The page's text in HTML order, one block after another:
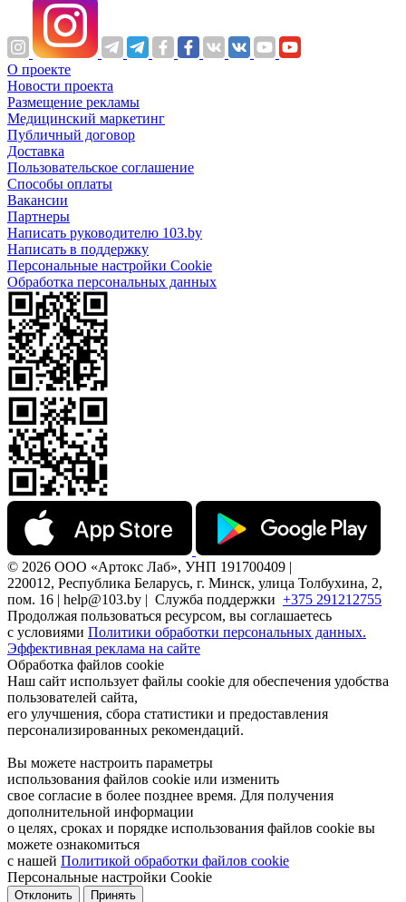
О проекте
Новости проекта
Размещение рекламы
Медицинский маркетинг
Публичный договор
Доставка
Пользовательское соглашение
Способы оплаты
Вакансии
Партнеры
Написать руководителю 103.by
Написать в поддержку
Персональные настройки Cookie
Обработка персональных данных
© 2026 ООО «Артокс Лаб», УНП 191700409 |
220012, Республика Беларусь, г. Минск, улица Толбухина, 2,
пом. 16 | help@103.by | Служба поддержки +375 291212755
Продолжая пользоваться ресурсом, вы соглашаетесь
с условиями Политики обработки персональных данных.
Эффективная реклама на сайте
Обработка файлов cookie
Наш сайт использует файлы cookie для обеспечения удобства
пользователей сайта,
его улучшения, сбора статистики и предоставления
персонализированных рекомендаций.
Вы можете настроить параметры
использования файлов cookie или изменить
свое согласие в более позднее время. Для получения
дополнительной информации
о целях, сроках и порядке использования файлов cookie вы
можете ознакомиться
с нашей Политикой обработки файлов cookie
Персональные настройки Cookie
Отклонить Принять